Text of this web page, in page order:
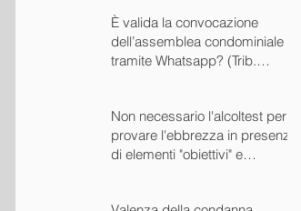
È valida la convocazione
dell’assemblea condominiale
tramite Whatsapp? (Trib.
Non necessario l'alcoltest per
provare l'ebbrezza in presenza
di elementi "obiettivi" e